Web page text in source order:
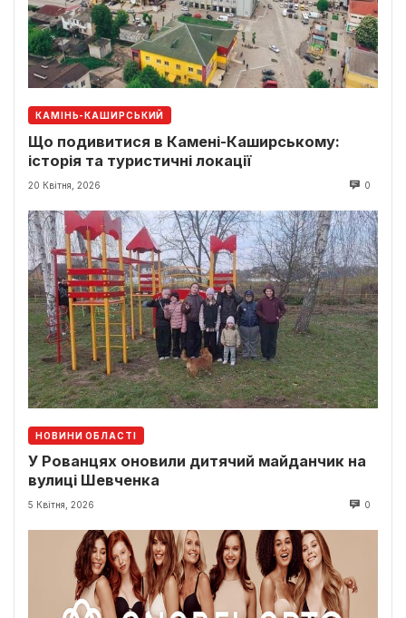
КАМІНЬ-КАШИРСЬКИЙ
Що подивитися в Камені-Каширському:
історія та туристичні локації
20 Квітня, 2026 0
НОВИНИ ОБЛАСТІ
У Рованцях оновили дитячий майданчик на
вулиці Шевченка
5 Квітня, 2026 0